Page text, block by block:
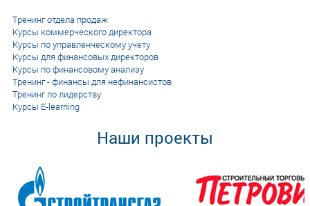
Тренинг отдела продаж
Курсы коммерческого директора
Курсы по управленческому учету
Курсы для финансовых директоров
Курсы по финансовому анализу
Тренинг - финансы для нефинансистов
Тренинг по лидерству
Курсы E-learning
Наши проекты